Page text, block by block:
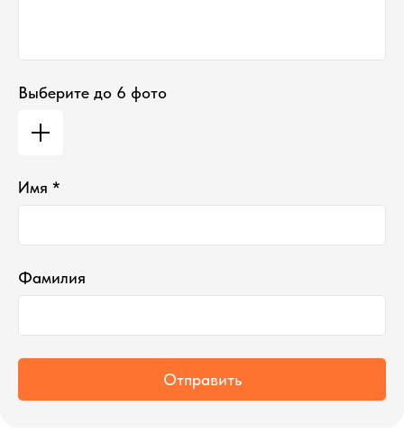
Выберите до 6 фото
Имя *
Фамилия
Отправить